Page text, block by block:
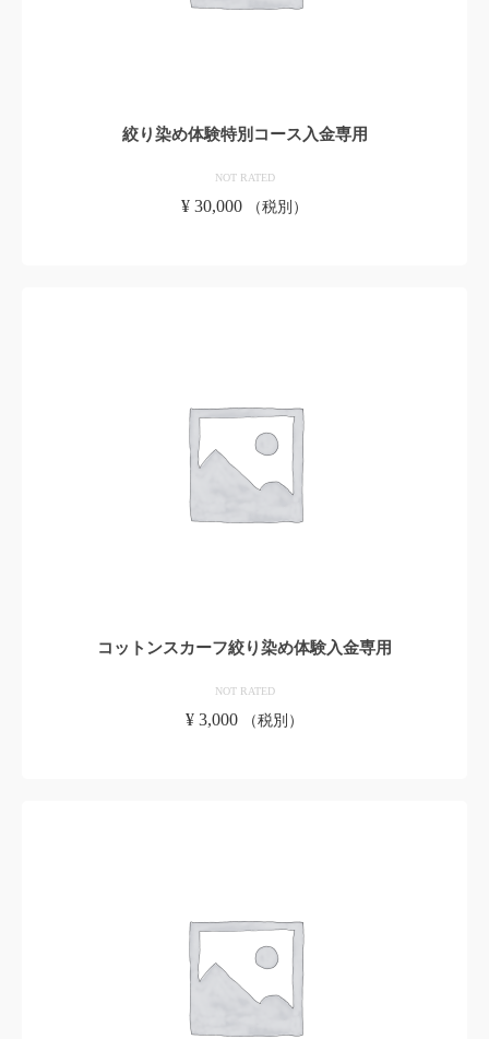
絞り染め体験特別コース入金専用
NOT RATED
¥ 30,000 （税別）
コットンスカーフ絞り染め体験入金専用
NOT RATED
¥ 3,000 （税別）